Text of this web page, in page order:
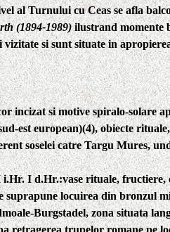
Turnului cu Ceas se afla
(1894-1989)ilustrand momente
si sunt situate in
incizat si motive spiralo-solare
est european)(4), obiecte
soselei catre Targu Mures,
I d.Hr.:vase rituale, fructiere,
suprapune locuirea din bronzul
Burgstadel, zona situata
trupelor romane pe